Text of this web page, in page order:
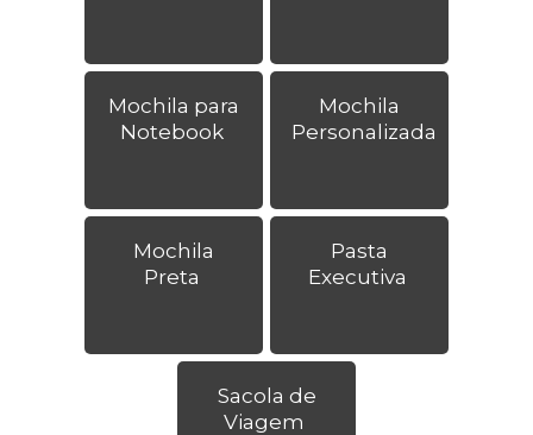
Mochila para
Notebook
Mochila
Personalizada
Mochila
Preta
Pasta
Executiva
Sacola de
Viagem